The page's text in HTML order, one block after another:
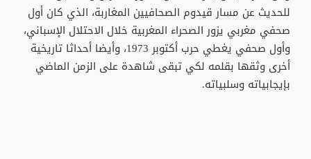
للحديث عن مسار قيدوم الصحافيين المغاربة، الذي كان أول
صحفي مغربي يزور الصحراء المغربية خلال الاحتلال الإسباني،
وأول صحفي يغطي حرب أكتوبر 1973، وأيضا أحداثا تاريخية
أخرى وثقها بقلمه لكي تبقى شاهدة على الزمن الماضي
بإيجابياته وسلبياته.